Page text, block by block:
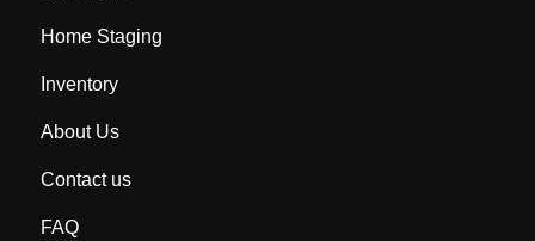
Home Staging
Inventory
About Us
Contact us
FAQ